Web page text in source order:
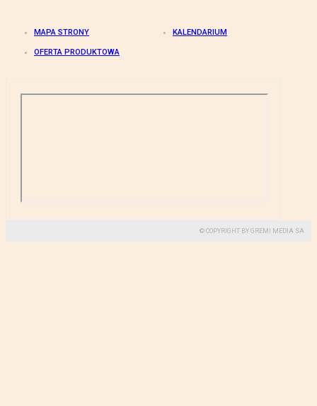
MAPA STRONY KALENDARIUM
OFERTA PRODUKTOWA
© COPYRIGHT BY GREMI MEDIA SA